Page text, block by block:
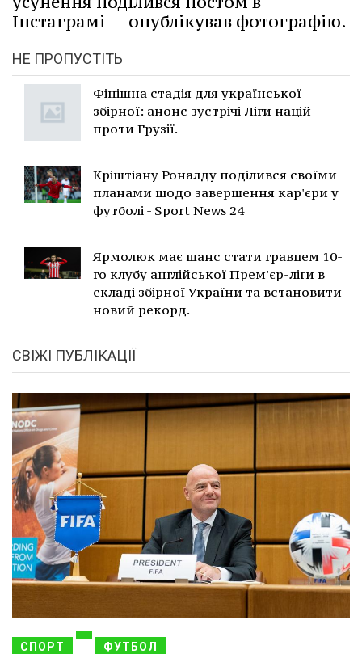
Інстаграмі — опублікував фотографію.
НЕ ПРОПУСТІТЬ
Фінішна стадія для української
збірної: анонс зустрічі Ліги націй
проти Грузії.
Кріштіану Роналду поділився своїми
планами щодо завершення кар'єри у
футболі - Sport News 24
Ярмолюк має шанс стати гравцем 10-
го клубу англійської Прем'єр-ліги в
складі збірної України та встановити
новий рекорд.
СВІЖІ ПУБЛІКАЦІЇ
СПОРТ ФУТБОЛ